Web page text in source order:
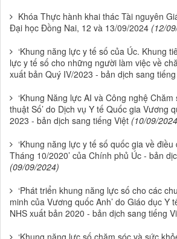
Khóa Thực hành khai thác Tài nguyên
Đại học Đồng Nai, 12 và 13/09/2024 (12/
‘Khung năng lực y tế số của Úc. Khung
lực y tế số cho những người làm việc về
xuất bản Quý IV/2023 - bản dịch sang
‘Khung Năng lực AI và Công nghệ
thuật Số’ do Dịch vụ Y tế Quốc gia Vương
2023 - bản dịch sang tiếng Việt (10/09/
‘Khung năng lực y tế số quốc gia về
Tháng 10/2020’ của Chính phủ Úc - bản
(09/09/2024)
‘Phát triển khung năng lực số cho các
minh của Vương quốc Anh’ do Giáo dục Y
NHS xuất bản 2020 - bản dịch sang tiếng